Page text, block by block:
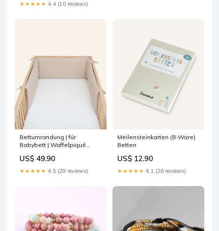
★★★★★ 4.4 (10 reviews)
Bettumrandung | für
Babybett | Waffelpiqué
US$ 49.90
★★★★★ 4.5 (29 reviews)
Meilensteinkarten (B-Ware)
Betten
US$ 12.90
★★★★★ 4.1 (26 reviews)